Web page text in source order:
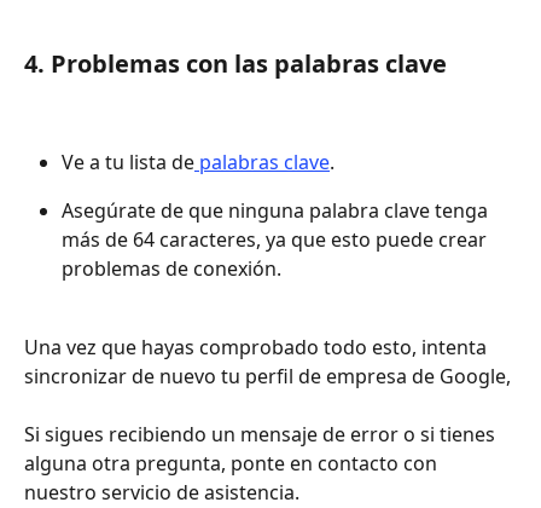
4. Problemas con las palabras clave
Ve a tu lista de palabras clave.
Asegúrate de que ninguna palabra clave tenga
más de 64 caracteres, ya que esto puede crear
problemas de conexión.
Una vez que hayas comprobado todo esto, intenta
sincronizar de nuevo tu perfil de empresa de Google,
Si sigues recibiendo un mensaje de error o si tienes
alguna otra pregunta, ponte en contacto con
nuestro servicio de asistencia.